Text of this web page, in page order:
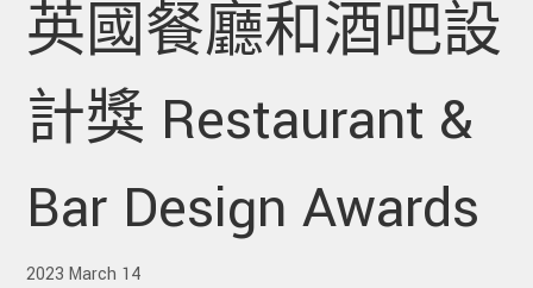
英國餐廳和酒吧設
計獎 Restaurant &
Bar Design Awards
2023 March 14